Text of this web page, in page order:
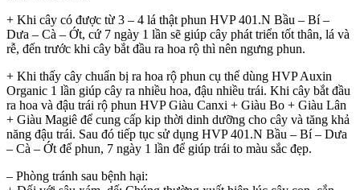
+ Khi cây có được từ 3 – 4 lá thật phun HVP 401.N Bầu – Bí –
Dưa – Cà – Ớt, cứ 7 ngày 1 lần sẽ giúp cây phát triển tốt thân, lá và
rễ, đến trước khi cây bắt đầu ra hoa rộ thì nên ngưng phun.
+ Khi thấy cây chuẩn bị ra hoa rộ phun cụ thể dùng HVP Auxin
Organic 1 lần giúp cây ra nhiều hoa, đậu nhiều trái. Khi cây bắt đầu
ra hoa và đậu trái rộ phun HVP Giàu Canxi + Giàu Bo + Giàu Lân
+ Giàu Magiê để cung cấp kip thời dinh dưỡng cho cây và tăng khả
năng đậu trái. Sau đó tiếp tục sử dụng HVP 401.N Bầu – Bí – Dưa
– Cà – Ớt để phun, 7 ngày 1 lần để giúp trái to màu sắc đẹp.
– Phòng tránh sau bệnh hại: